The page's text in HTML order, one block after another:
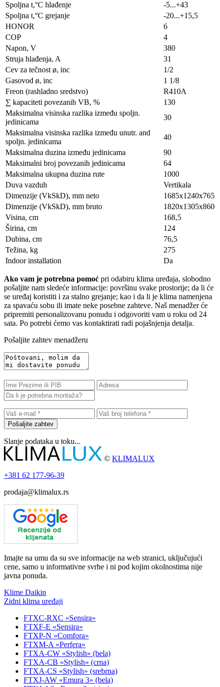
Spoljna t,°C hlađenje
-5...+43
Spoljna t,°C grejanje
-20...+15,5
HONOR
6
COP
4
Napon, V
380
Struja hlađenja, A
31
Cev za tečnost ø, inc
1/2
Gasovod ø, inc
1 1/8
Freon (rashladno sredstvo)
R410A
∑ kapaciteti povezanih VB, %
130
Maksimalna visinska razlika između spoljn.
jedinicama
30
Maksimalna visinska razlika između unutr. and
spoljn. jedinicama
40
Maksimalna duzina između jedinicama
90
Maksimalni broj povezanih jedinicama
64
Maksimalna ukupna duzina rute
1000
Duva vazduh
Vertikala
Dimenzije (VkSkD), mm neto
1685x1240x765
Dimenzije (VkSkD), mm bruto
1820х1305х860
Visina, сm
168,5
Širina, сm
124
Dubina, сm
76,5
Težina, kg
275
Indoor installation
Da
Ako vam je potrebna pomoć pri odabiru klima uređaja, slobodno
pošaljite nam sledeće informacije: površinu svake prostorije; da li će
se uređaj koristiti i za stalno grejanje; kao i da li je klima namenjena
za spavaću sobu ili imate neke posebne zahteve. Naš menadžer će
pripremiti personalizovanu ponudu i odgovoriti vam u roku od 24
sata. Po potrebi ćemo vas kontaktirati radi pojašnjenja detalja.
Pošaljite zahtev menadžeru
Pošaljite zahtev
Slanje podataka u toku...
© KLIMALUX
+381 62 177-96-39
prodaja@klimalux.rs
Imajte na umu da su sve informacije na web stranici, uključujući
cene, samo u informativne svrhe i ni pod kojim okolnostima nije
javna ponuda.
Klime Daikin
Zidni klima uređaji
FTXC-RXC «Sensira»
FTXF-E «Sensira»
FTXP-N «Comfora»
FTXM-A «Perfera»
FTXA-CW «Stylish» (bela)
FTXA-CB «Stylish» (crna)
FTXA-CS «Stylish» (srebrna)
FTXJ-AW «Emura 3» (bela)